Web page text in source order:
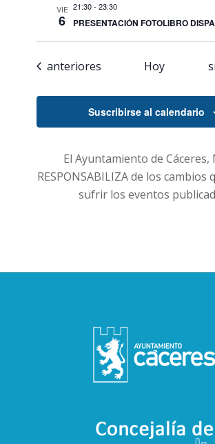
VIE
6
21:30-23:30
PRESENTACIÓN FOTOLIBRO
Eventos
anteriores Hoy
Suscribirse al calendario
El Ayuntamiento de Cáceres,
RESPONSABILIZA de los cambios
sufrir los eventos